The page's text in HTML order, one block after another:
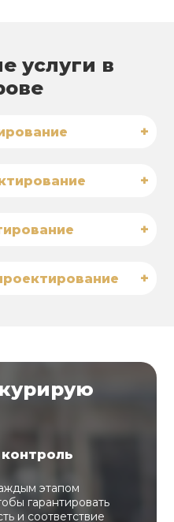
услуги в
+
+
+
+
этапом
гарантировать
и соответствие